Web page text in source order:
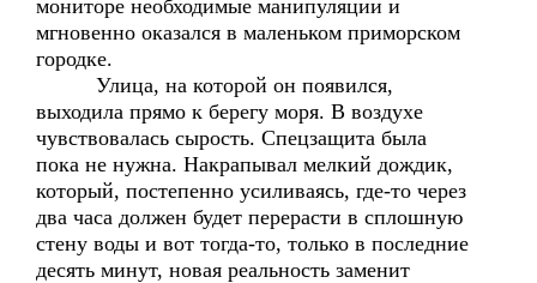
мониторе необходимые манипуляции и
мгновенно оказался в маленьком приморском
городке.
Улица, на которой он появился,
выходила прямо к берегу моря. В воздухе
чувствовалась сырость. Спецзащита была
пока не нужна. Накрапывал мелкий дождик,
который, постепенно усиливаясь, где-то через
два часа должен будет перерасти в сплошную
стену воды и вот тогда-то, только в последние
десять минут, новая реальность заменит